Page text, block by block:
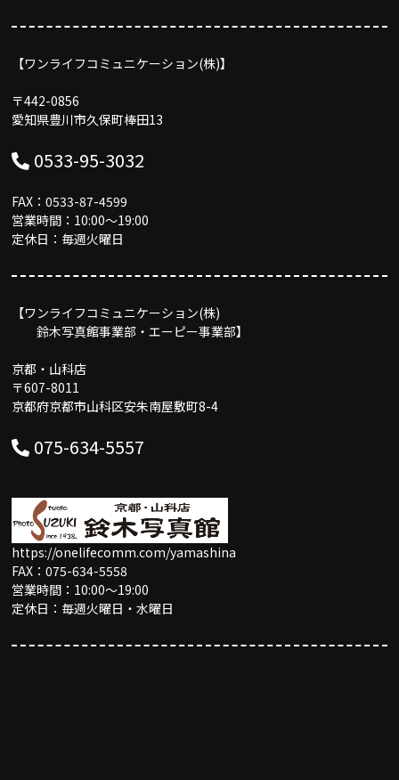
【ワンライフコミュニケーション(株)】
〒442-0856
愛知県豊川市久保町棒田13
0533-95-3032
FAX：0533-87-4599
営業時間：10:00〜19:00
定休日：毎週火曜日
【ワンライフコミュニケーション(株)
鈴木写真館事業部・エーピー事業部】
京都・山科店
〒607-8011
京都府京都市山科区安朱南屋敷町8-4
075-634-5557
https://onelifecomm.com/yamashina
FAX：075-634-5558
営業時間：10:00〜19:00
定休日：毎週火曜日・水曜日